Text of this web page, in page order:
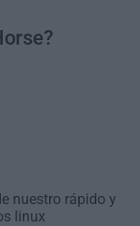
nuestro rápido y
linux